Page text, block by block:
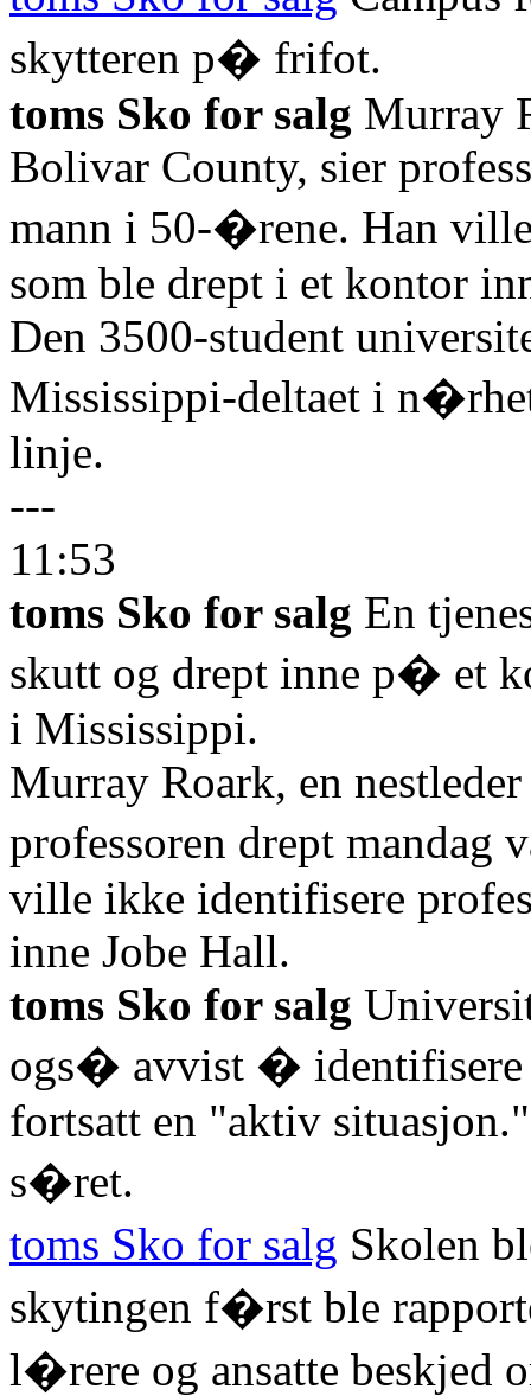
skytteren p� frifot.
toms Sko for salg Murray
Bolivar County, sier
mann i 50-�rene. Han
som ble drept i et kontor
Den 3500-student
Mississippi-deltaet i
linje.
---
11:53
toms Sko for salg En
skutt og drept inne p� et
i Mississippi.
Murray Roark, en
professoren drept
ville ikke identifisere
inne Jobe Hall.
toms Sko for salg
ogs� avvist � identifisere
fortsatt en "aktiv
s�ret.
toms Sko for salg Skolen
skytingen f�rst ble
l�rere og ansatte beskjed